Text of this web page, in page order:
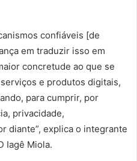
confiáveis [de
em traduzir isso em
concretude ao que se
e produtos digitais,
para cumprir, por
privacidade,
diante”, explica o integrante
Iagê Miola.